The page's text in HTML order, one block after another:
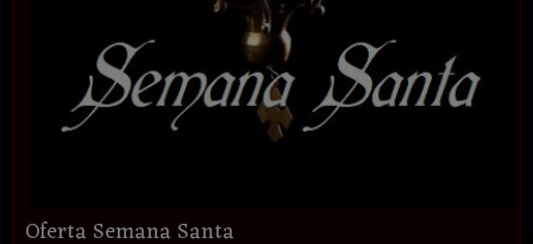
Oferta Semana Santa